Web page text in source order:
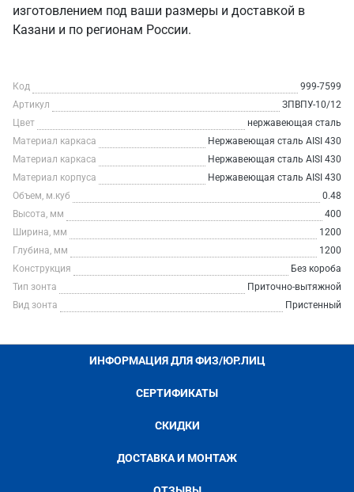
изготовлением под ваши размеры и доставкой в
Казани и по регионам России.
Код
999-7599
Артикул
ЗПВПУ-10/12
Цвет
нержавеющая сталь
Материал каркаса
Нержавеющая сталь AISI 430
Материал каркаса
Нержавеющая сталь AISI 430
Материал корпуса
Нержавеющая сталь AISI 430
Объем, м.куб
0.48
Высота, мм
400
Ширина, мм
1200
Глубина, мм
1200
Конструкция
Без короба
Тип зонта
Приточно-вытяжной
Вид зонта
Пристенный
ИНФОРМАЦИЯ ДЛЯ ФИЗ/ЮР.ЛИЦ
СЕРТИФИКАТЫ
СКИДКИ
ДОСТАВКА И МОНТАЖ